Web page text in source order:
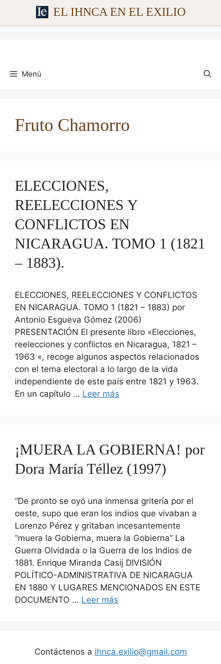
EL IHNCA EN EL EXILIO
contenido
Menú
Fruto Chamorro
ELECCIONES,
REELECCIONES Y
CONFLICTOS EN
NICARAGUA. TOMO 1 (1821
– 1883).
ELECCIONES, REELECCIONES Y CONFLICTOS
EN NICARAGUA. TOMO 1 (1821 – 1883) por
Antonio Esgueva Gómez (2006)
PRESENTACIÓN El presente libro «Elecciones,
reelecciones y conflictos en Nicaragua, 1821 –
1963 «, recoge algunos aspectos relacionados
con el tema electoral a lo largo de la vida
independiente de este país entre 1821 y 1963.
En un capítulo … Leer más
¡MUERA LA GOBIERNA! por
Dora María Téllez (1997)
“De pronto se oyó una inmensa gritería por el
oeste, supo que eran los indios que vivaban a
Lorenzo Pérez y gritaban incesantemente
“muera la Gobierna, muera la Gobierna” La
Guerra Olvidada o la Guerra de los Indios de
1881. Enrique Miranda Casij DIVISIÓN
POLÍTICO-ADMINISTRATIVA DE NICARAGUA
EN 1880 Y LUGARES MENCIONADOS EN ESTE
DOCUMENTO … Leer más
Contáctenos a ihnca.exilio@gmail.com